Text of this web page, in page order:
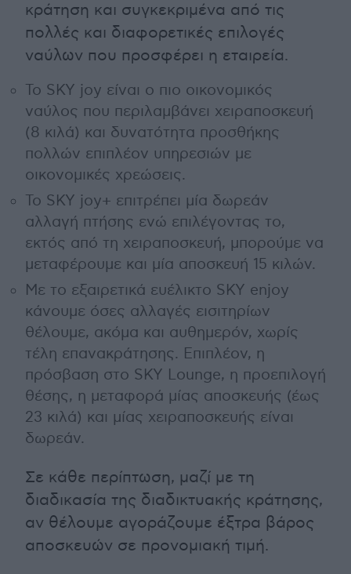
κράτηση και συγκεκριμένα από τις
πολλές και διαφορετικές επιλογές
ναύλων που προσφέρει η εταιρεία.
Το SKY joy είναι ο πιο οικονομικός
ναύλος που περιλαμβάνει χειραποσκευή
(8 κιλά) και δυνατότητα προσθήκης
πολλών επιπλέον υπηρεσιών με
οικονομικές χρεώσεις.
Το SKY joy+ επιτρέπει μία δωρεάν
αλλαγή πτήσης ενώ επιλέγοντας το,
εκτός από τη χειραποσκευή, μπορούμε να
μεταφέρουμε και μία αποσκευή 15 κιλών.
Με το εξαιρετικά ευέλικτο SKY enjoy
κάνουμε όσες αλλαγές εισιτηρίων
θέλουμε, ακόμα και αυθημερόν, χωρίς
τέλη επανακράτησης. Επιπλέον, η
πρόσβαση στο SKY Lounge, η προεπιλογή
θέσης, η μεταφορά μίας αποσκευής (έως
23 κιλά) και μίας χειραποσκευής είναι
δωρεάν.
Σε κάθε περίπτωση, μαζί με τη
διαδικασία της διαδικτυακής κράτησης,
αν θέλουμε αγοράζουμε έξτρα βάρος
αποσκευών σε προνομιακή τιμή.